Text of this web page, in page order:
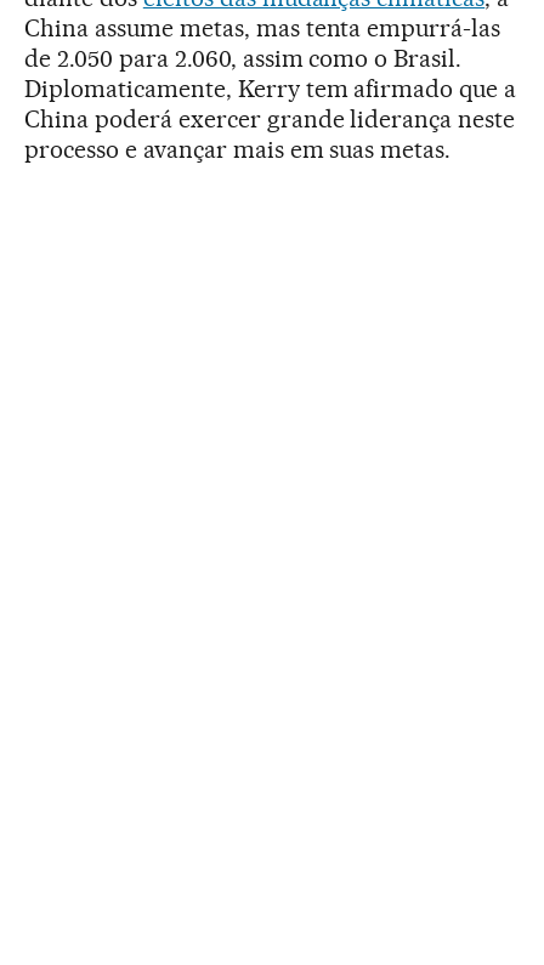
China assume metas, mas tenta empurrá-las
de 2.050 para 2.060, assim como o Brasil.
Diplomaticamente, Kerry tem afirmado que a
China poderá exercer grande liderança neste
processo e avançar mais em suas metas.